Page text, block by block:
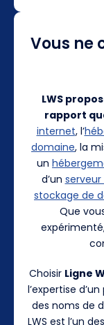
Vous ne
LWS
rapport
internet, l’
domaine, la
un
d’un serveur
stockage de
Que
Choisir Ligne
l’expertise
des noms de
LWS est l’un